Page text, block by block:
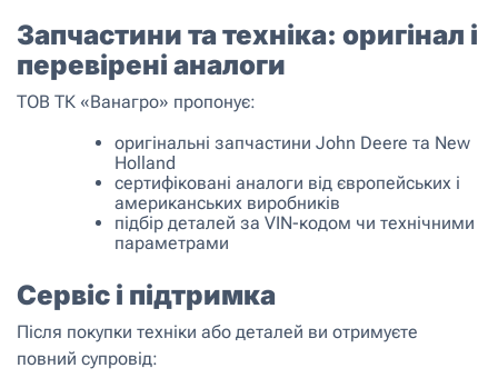
Запчастини та техніка: оригінал і
перевірені аналоги
ТОВ ТК «Ванагро» пропонує:
оригінальні запчастини John Deere та New
Holland
сертифіковані аналоги від європейських і
американських виробників
підбір деталей за VIN-кодом чи технічними
параметрами
Сервіс і підтримка
Після покупки техніки або деталей ви отримуєте
повний супровід: